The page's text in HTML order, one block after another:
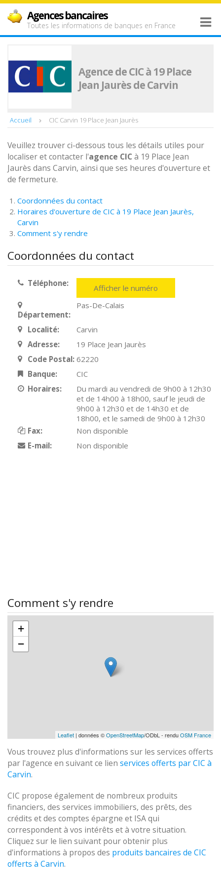
Agences bancaires
Toutes les informations de banques en France
Agence de CIC à 19 Place
Jean Jaurès de Carvin
Accueil CIC Carvin 19 Place Jean Jaurès
Veuillez trouver ci-dessous tous les détails utiles pour
localiser et contacter l'agence CIC à 19 Place Jean
Jaurès dans Carvin, ainsi que ses heures d'ouverture et
de fermeture.
Coordonnées du contact
Horaires d'ouverture de CIC à 19 Place Jean Jaurès,
Carvin
Comment s'y rendre
Coordonnées du contact
Téléphone: Afficher le numéro
Département:
Pas-De-Calais
Localité:
Carvin
Adresse:
19 Place Jean Jaurès
Code Postal: 62220
Banque:
CIC
Horaires:
Du mardi au vendredi de 9h00 à 12h30
et de 14h00 à 18h00, sauf le jeudi de
9h00 à 12h30 et de 14h30 et de
18h00, et le samedi de 9h00 à 12h30
Fax:
Non disponible
E-mail:
Non disponible
Comment s'y rendre
+
−
Leaflet | données ©OpenStreetMap/ODbL - renduOSM France
Vous trouvez plus d'informations sur les services offerts
par l'agence en suivant ce lien services offerts par CIC à
Carvin.
CIC propose également de nombreux produits
financiers, des services immobiliers, des prêts, des
crédits et des comptes épargne et ISA qui
correspondent à vos intérêts et à votre situation.
Cliquez sur le lien suivant pour obtenir plus
d'informations à propos des produits bancaires de CIC
offerts à Carvin.